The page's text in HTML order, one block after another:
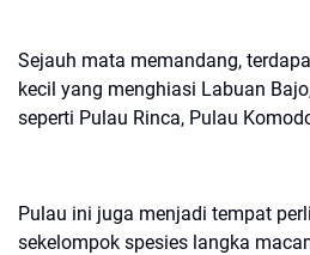
Sejauh mata memandang,
kecil yang menghiasi Labuan
seperti Pulau Rinca, Pulau
Pulau ini juga menjadi tempat
sekelompok spesies langka